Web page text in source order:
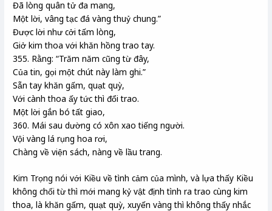
Đã lòng quân tử đa mang,
Một lời, vâng tạc đá vàng thuỷ chung.”
Được lời như cởi tấm lòng,
Giở kim thoa với khăn hồng trao tay.
355. Rằng: “Trăm năm cũng từ đây,
Của tin, gọi một chút này làm ghi.”
Sẵn tay khăn gấm, quạt quỳ,
Với cành thoa ấy tức thì đổi trao.
Một lời gắn bó tất giao,
360. Mái sau dường có xôn xao tiếng người.
Vội vàng lá rụng hoa rơi,
Chàng về viện sách, nàng về lầu trang.
Kim Trọng nói với Kiều về tình cảm của mình, và lựa thấy Kiều
không chối từ thì mới mang kỷ vật định tình ra trao cùng kim
thoa, là khăn gấm, quạt quỳ, xuyến vàng thì không thấy nhắc